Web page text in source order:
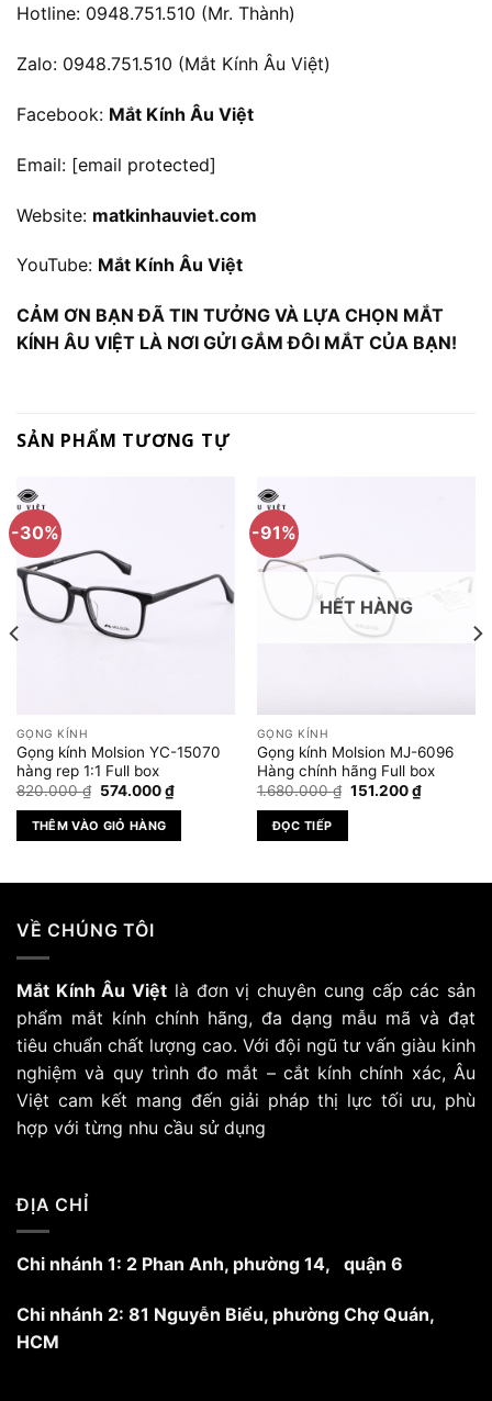
Hotline: 0948.751.510 (Mr. Thành)
Zalo: 0948.751.510 (Mắt Kính Âu Việt)
Facebook: Mắt Kính Âu Việt
Email: [email protected]
Website: matkinhauviet.com
YouTube: Mắt Kính Âu Việt
CẢM ƠN BẠN ĐÃ TIN TƯỞNG VÀ LỰA CHỌN MẮT
KÍNH ÂU VIỆT LÀ NƠI GỬI GẮM ĐÔI MẮT CỦA BẠN!
SẢN PHẨM TƯƠNG TỰ
-30%
GỌNG KÍNH
Gọng kính Molsion YC-15070
hàng rep 1:1 Full box
820.000₫ Giá
là:
820.000 ₫.
574.000₫Giá
hiện
574.000 ₫.
THÊM VÀO GIỎ HÀNG
-91%
HẾT HÀNG
GỌNG KÍNH
Gọng kính Molsion MJ-6096
Hàng chính hãng Full box
1.680.000₫ Giá
151.200₫Giá
hiện
ĐỌC TIẾP
VỀ CHÚNG TÔI
Mắt Kính Âu Việt là đơn vị chuyên cung cấp các sản
phẩm mắt kính chính hãng, đa dạng mẫu mã và đạt
tiêu chuẩn chất lượng cao. Với đội ngũ tư vấn giàu kinh
nghiệm và quy trình đo mắt – cắt kính chính xác, Âu
Việt cam kết mang đến giải pháp thị lực tối ưu, phù
hợp với từng nhu cầu sử dụng
ĐỊA CHỈ
Chi nhánh 1: 2 Phan Anh, phường 14, quận 6
Chi nhánh 2: 81 Nguyễn Biểu, phường Chợ Quán,
HCM